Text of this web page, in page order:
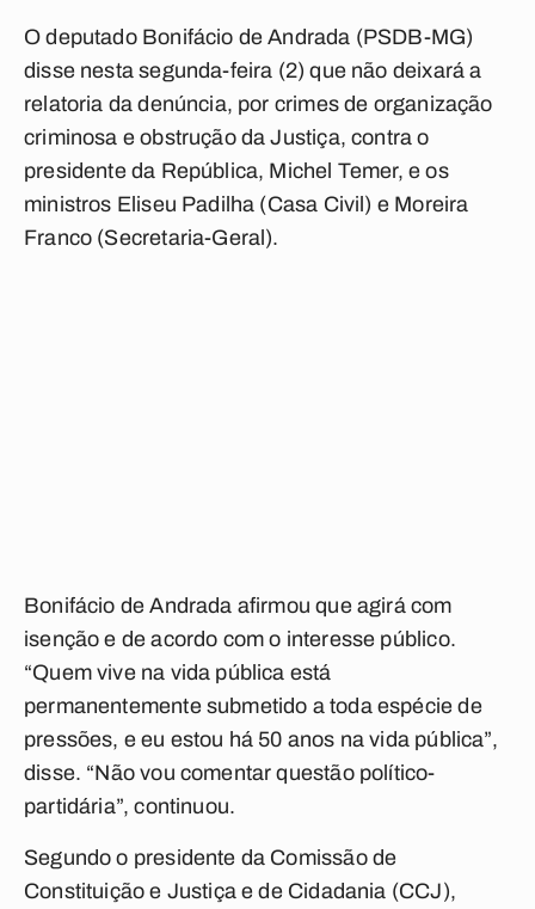
O deputado Bonifácio de Andrada (PSDB-MG)
disse nesta segunda-feira (2) que não deixará a
relatoria da denúncia, por crimes de organização
criminosa e obstrução da Justiça, contra o
presidente da República, Michel Temer, e os
ministros Eliseu Padilha (Casa Civil) e Moreira
Franco (Secretaria-Geral).
Bonifácio de Andrada afirmou que agirá com
isenção e de acordo com o interesse público.
“Quem vive na vida pública está
permanentemente submetido a toda espécie de
pressões, e eu estou há 50 anos na vida pública”,
disse. “Não vou comentar questão político-
partidária”, continuou.
Segundo o presidente da Comissão de
Constituição e Justiça e de Cidadania (CCJ),